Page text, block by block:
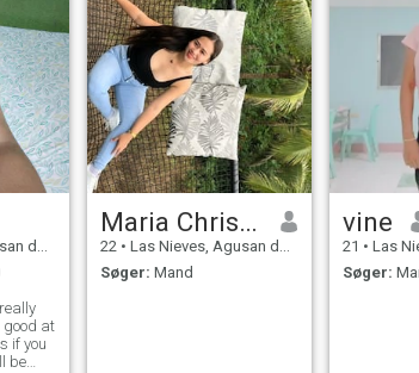
good at
if you
be
Maria Christinia
22 • Las Nieves, Agusan del Norte, Filippinerne
Søger: Mand
vine
21 • Las Nieves,
Søger: